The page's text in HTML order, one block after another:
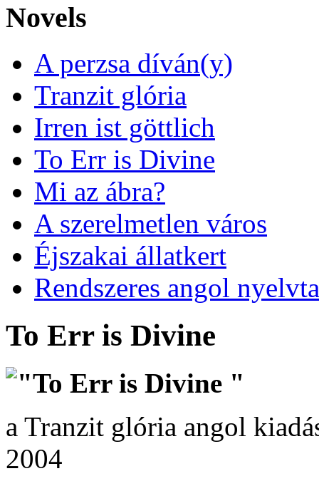
Novels
A perzsa díván(y)
Tranzit glória
Irren ist göttlich
To Err is Divine
Mi az ábra?
A szerelmetlen város
Éjszakai állatkert
Rendszeres angol
To Err is Divine
"To Err is Divine "
a Tranzit glória angol
2004